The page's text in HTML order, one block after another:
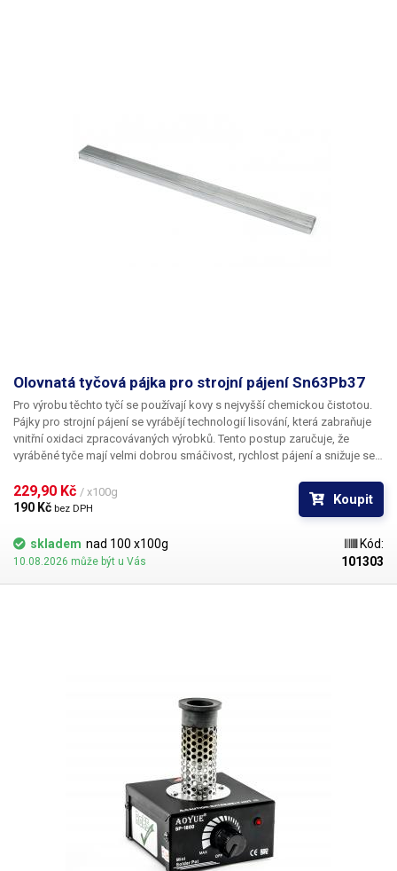
Olovnatá tyčová pájka pro strojní pájení Sn63Pb37
Pro výrobu těchto tyčí se používají kovy s nejvyšší chemickou čistotou.
Pájky pro strojní pájení se vyrábějí technologií lisování, která zabraňuje
vnitřní oxidaci zpracovávaných výrobků. Tento postup zaručuje, že
vyráběné tyče mají velmi dobrou smáčivost, rychlost pájení a snižuje se
představuje léty prověřenou pájku s obecně nejlepšími fyzikálními
parametry pro letování v oblasti elektrotechniky.
229,90 Kč / x100g
190 Kč bez DPH
Koupit
skladem nad 100 x100g
10.08.2026 může být u Vás
Kód:
101303